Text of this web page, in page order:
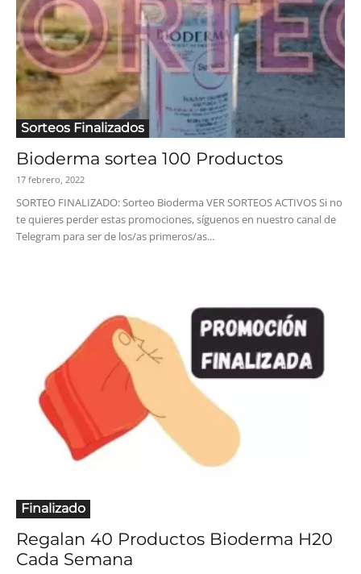
Sorteos Finalizados
Bioderma sortea 100 Productos
17 febrero, 2022
SORTEO FINALIZADO: Sorteo Bioderma VER SORTEOS ACTIVOS Si no
te quieres perder estas promociones, síguenos en nuestro canal de
Telegram para ser de los/as primeros/as...
Finalizado
Regalan 40 Productos Bioderma H20
Cada Semana